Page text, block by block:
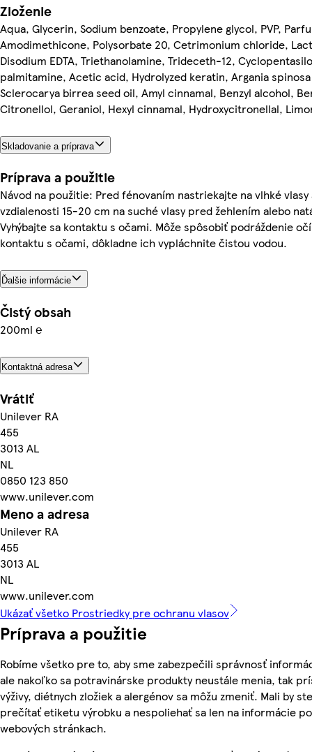
Zloženie
Aqua, Glycerin, Sodium benzoate, Propylene glycol, PVP,
Amodimethicone, Polysorbate 20, Cetrimonium chloride,
Disodium EDTA, Triethanolamine, Trideceth-12,
palmitamine, Acetic acid, Hydrolyzed keratin, Argania
Sclerocarya birrea seed oil, Amyl cinnamal, Benzyl alcohol,
Citronellol, Geraniol, Hexyl cinnamal, Hydroxycitronellal,
Skladovanie a príprava
Príprava a použitie
Návod na použitie: Pred fénovaním nastriekajte na vlhké vlasy
vzdialenosti 15-20 cm na suché vlasy pred žehlením alebo
Vyhýbajte sa kontaktu s očami. Môže spôsobiť podráždenie
kontaktu s očami, dôkladne ich vypláchnite čistou vodou.
Ďalšie informácie
Čistý obsah
200ml ℮
Kontaktná adresa
Vrátiť
Unilever RA
455
3013 AL
NL
0850 123 850
www.unilever.com
Meno a adresa
Unilever RA
455
3013 AL
NL
www.unilever.com
Ukázať všetko Prostriedky pre ochranu vlasov
Príprava a použitie
Robíme všetko pre to, aby sme zabezpečili správnosť
ale nakoľko sa potravinárske produkty neustále menia, tak
výživy, diétnych zložiek a alergénov sa môžu zmeniť. Mali by
prečítať etiketu výrobku a nespoliehať sa len na informácie
webových stránkach.